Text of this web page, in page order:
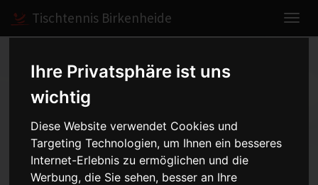
Ihre Privatsphäre ist uns
wichtig
Diese Website verwendet Cookies und
Targeting Technologien, um Ihnen ein besseres
Internet-Erlebnis zu ermöglichen und die
Werbung, die Sie sehen, besser an Ihre
Tischtennis Birkenheide
Home Spiele 2016/2017
Herren I
Spielbericht anzeigen
Herren I - TTC
Schifferstadt - 7:9vom